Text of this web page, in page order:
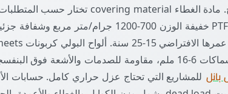
عمرها 20-30 سنة. ألواح معدنية